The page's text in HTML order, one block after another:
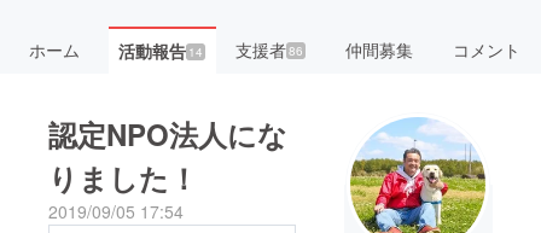
ホーム 活動報告14 支援者86 仲間募集 コメント
認定NPO法人にな
りました！
2019/09/05 17:54